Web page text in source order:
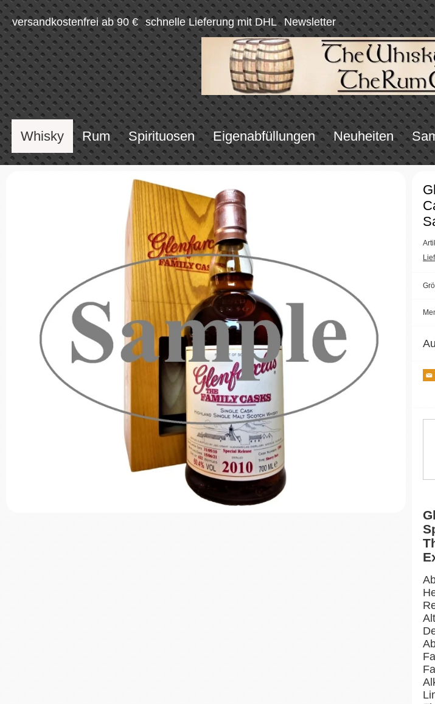
versandkostenfrei ab 90 € schnelle Lieferung mit DHL Newsletter
Whisky Rum Spirituosen Eigenabfüllungen Neuheiten